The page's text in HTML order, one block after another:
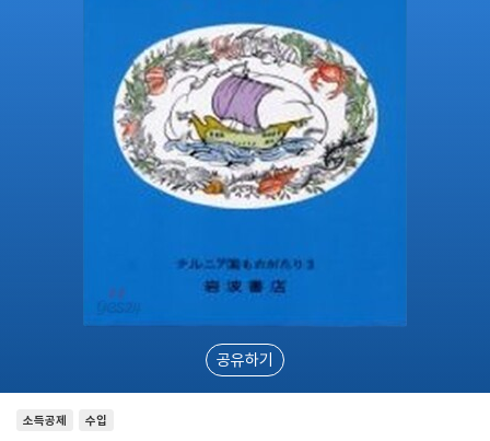
공유하기
소득공제 수입